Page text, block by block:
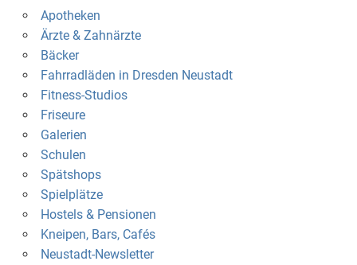
Apotheken
Ärzte & Zahnärzte
Bäcker
Fahrradläden in Dresden Neustadt
Fitness-Studios
Friseure
Galerien
Schulen
Spätshops
Spielplätze
Hostels & Pensionen
Kneipen, Bars, Cafés
Neustadt-Newsletter